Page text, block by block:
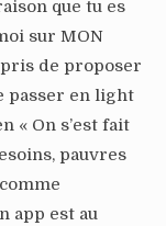
que tu es
sur MON
pris de proposer
passer en light
« On s’est fait
pauvres
app est au